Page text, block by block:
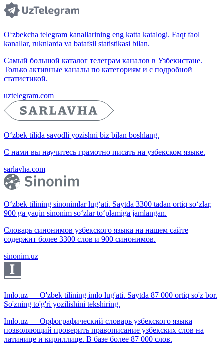
O‘zbekcha telegram kanallarining eng katta katalogi. Faqt faol
kanallar, ruknlarda va batafsil statistikasi bilan.
Самый большой каталог телеграм каналов в Узбекистане.
Только активные каналы по категориям и с подробной
статистикой.
uztelegram.com
O‘zbek tilida savodli yozishni biz bilan boshlang.
С нами вы научитесь грамотно писать на узбекском языке.
sarlavha.com
O‘zbek tilining sinonimlar lug‘ati. Saytda 3300 tadan ortiq so‘zlar,
900 ga yaqin sinonim so‘zlar to‘plamiga jamlangan.
Словарь синонимов узбекского языка на нашем сайте
содержит более 3300 слов и 900 синонимов.
sinonim.uz
Imlo.uz — O'zbek tilining imlo lug'ati. Saytda 87 000 ortiq so'z bor.
So'zning to'g'ri yozilishini tekshiring.
Imlo.uz — Орфографический словарь узбекского языка
позволяющий проверить правописание узбекских слов на
латинице и кириллице. В базе более 87 000 слов.